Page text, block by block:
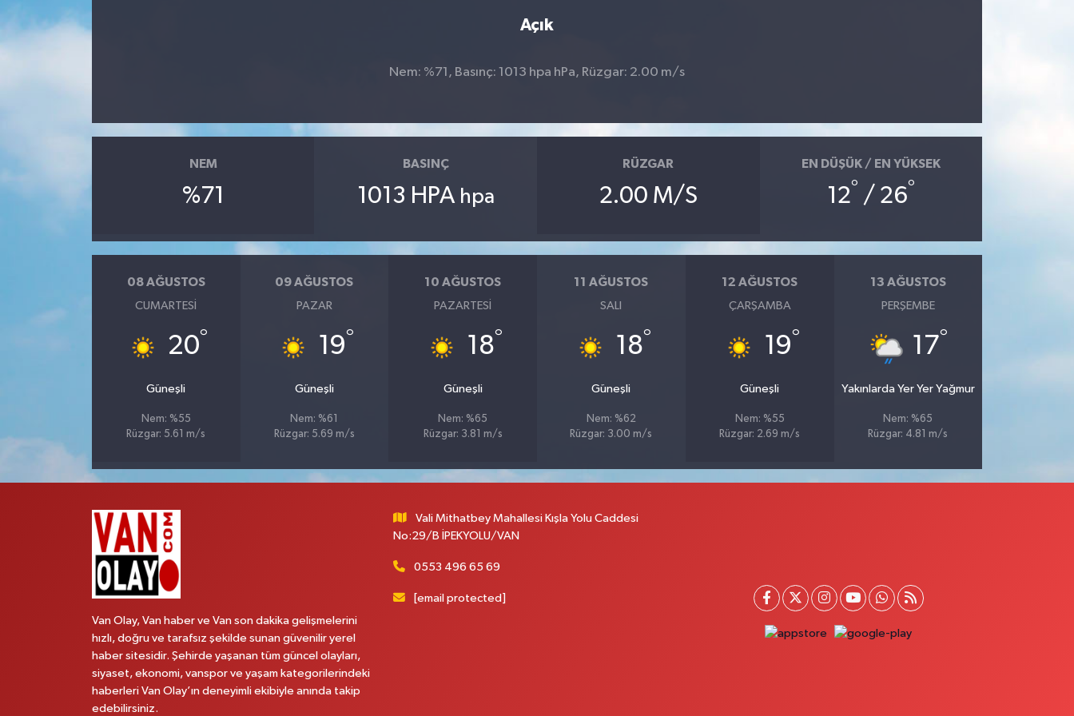
Açık
Nem: %71, Basınç: 1013 hpa hPa, Rüzgar: 2.00 m/s
NEM
%71
BASINÇ
1013 HPA hpa
RÜZGAR
2.00 M/S
EN DÜŞÜK / EN YÜKSEK
12° / 26°
08 AĞUSTOS
CUMARTESI
20°
Güneşli
Nem: %55
Rüzgar: 5.61 m/s
09 AĞUSTOS
PAZAR
19°
Güneşli
Nem: %61
Rüzgar: 5.69 m/s
10 AĞUSTOS
PAZARTESI
18°
Güneşli
Nem: %65
Rüzgar: 3.81 m/s
11 AĞUSTOS
SALI
18°
Güneşli
Nem: %62
Rüzgar: 3.00 m/s
12 AĞUSTOS
ÇARŞAMBA
19°
Güneşli
Nem: %55
Rüzgar: 2.69 m/s
13 AĞUSTOS
PERŞEMBE
17°
Yakınlarda Yer Yer Yağmur
Nem: %65
Rüzgar: 4.81 m/s
Van Olay, Van haber ve Van son dakika gelişmelerini
hızlı, doğru ve tarafsız şekilde sunan güvenilir yerel
haber sitesidir. Şehirde yaşanan tüm güncel olayları,
siyaset, ekonomi, vanspor ve yaşam kategorilerindeki
haberleri Van Olay’ın deneyimli ekibiyle anında takip
edebilirsiniz.
Vali Mithatbey Mahallesi Kışla Yolu Caddesi
No:29/B İPEKYOLU/VAN
0553 496 65 69
[email protected]
RESMİ İLANLAR